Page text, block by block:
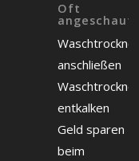
Oft
angeschaut
Waschtrockner
anschließen
Waschtrockner
entkalken
Geld sparen
beim